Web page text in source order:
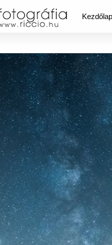
Kezdőlap